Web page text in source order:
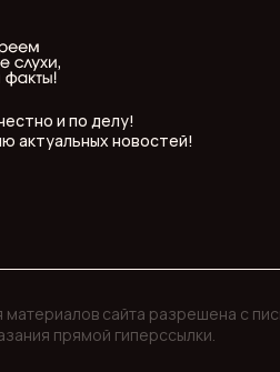
и по делу!
актуальных новостей!
сайта разрешена с
прямой гиперссылки.